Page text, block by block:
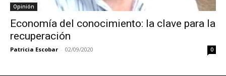
Opinión
Economía del conocimiento: la clave para la
recuperación
Patricia Escobar - 02/09/2020 0